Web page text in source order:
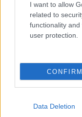
I want to allow
related to
functionality
user protection.
CONFIRM
Data Deletion